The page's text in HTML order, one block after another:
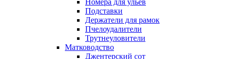
Номера для ульев
Подставки
Держатели для рамок
Пчелоудалители
Трутнеуловители
Матководство
Джентерский сот